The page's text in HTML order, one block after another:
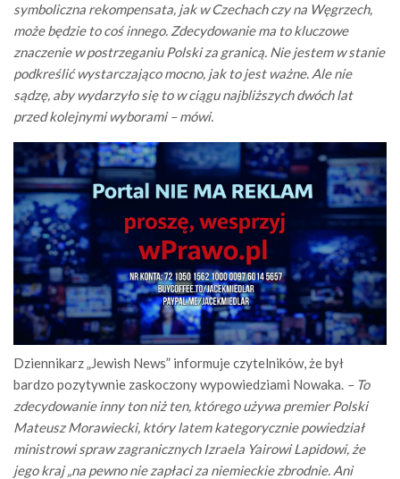
symboliczna rekompensata, jak w Czechach czy na Węgrzech,
może będzie to coś innego. Zdecydowanie ma to kluczowe
znaczenie w postrzeganiu Polski za granicą. Nie jestem w stanie
podkreślić wystarczająco mocno, jak to jest ważne. Ale nie
sądzę, aby wydarzyło się to w ciągu najbliższych dwóch lat
przed kolejnymi wyborami – mówi.
Dziennikarz „Jewish News” informuje czytelników, że był
bardzo pozytywnie zaskoczony wypowiedziami Nowaka. – To
zdecydowanie inny ton niż ten, którego używa premier Polski
Mateusz Morawiecki, który latem kategorycznie powiedział
ministrowi spraw zagranicznych Izraela Yairowi Lapidowi, że
jego kraj „na pewno nie zapłaci za niemieckie zbrodnie. Ani